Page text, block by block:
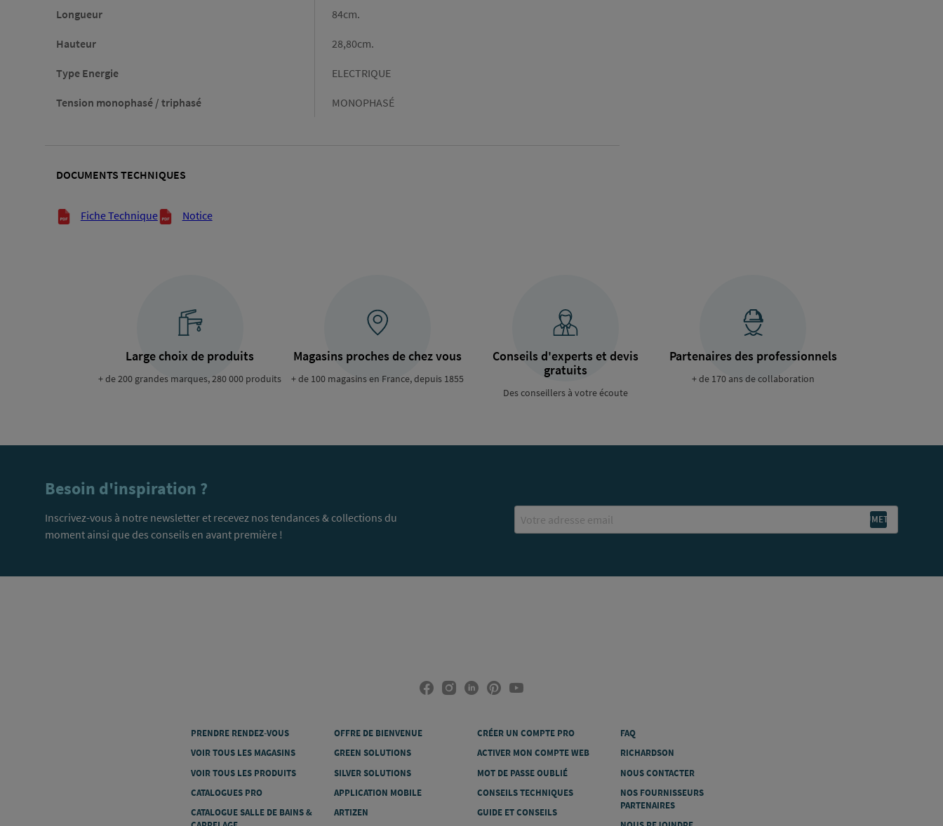
Longueur Longueur
84cm.
Hauteur Hauteur
28,80cm.
Type Energie
Type
ELECTRIQUE
Tension monophasé / triphasé
Tension
MONOPHASÉ
DOCUMENTS TECHNIQUES
Documents techniques
Fiche Technique Notice
Large choix de produits
+ de 200 grandes marques, 280 000 produits
Magasins proches de chez vous
+ de 100 magasins en France, depuis 1855
Conseils d'experts et devis
gratuits
Des conseillers à votre écoute
Partenaires des professionnels
+ de 170 ans de collaboration
Besoin d'inspiration ?
Inscrivez-vous à notre newsletter et recevez nos tendances & collections du
moment ainsi que des conseils en avant première !
Email
PRENDRE RENDEZ-VOUS
VOIR TOUS LES MAGASINS
VOIR TOUS LES PRODUITS
CATALOGUES PRO
CATALOGUE SALLE DE BAINS &
OFFRE DE BIENVENUE
GREEN SOLUTIONS
SILVER SOLUTIONS
APPLICATION MOBILE
ARTIZEN
CRÉER UN COMPTE PRO
ACTIVER MON COMPTE WEB
MOT DE PASSE OUBLIÉ
CONSEILS TECHNIQUES
GUIDE ET CONSEILS
FAQ
RICHARDSON
NOUS CONTACTER
NOS FOURNISSEURS
PARTENAIRES